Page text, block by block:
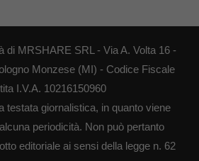
di MRSHARE SRL - Via A. Volta 16 -
Monzese (MI) - Codice Fiscale
I.V.A. 10216150960
testata giornalistica, in quanto viene
periodicità. Non può pertanto
editoriale ai sensi della legge n. 62